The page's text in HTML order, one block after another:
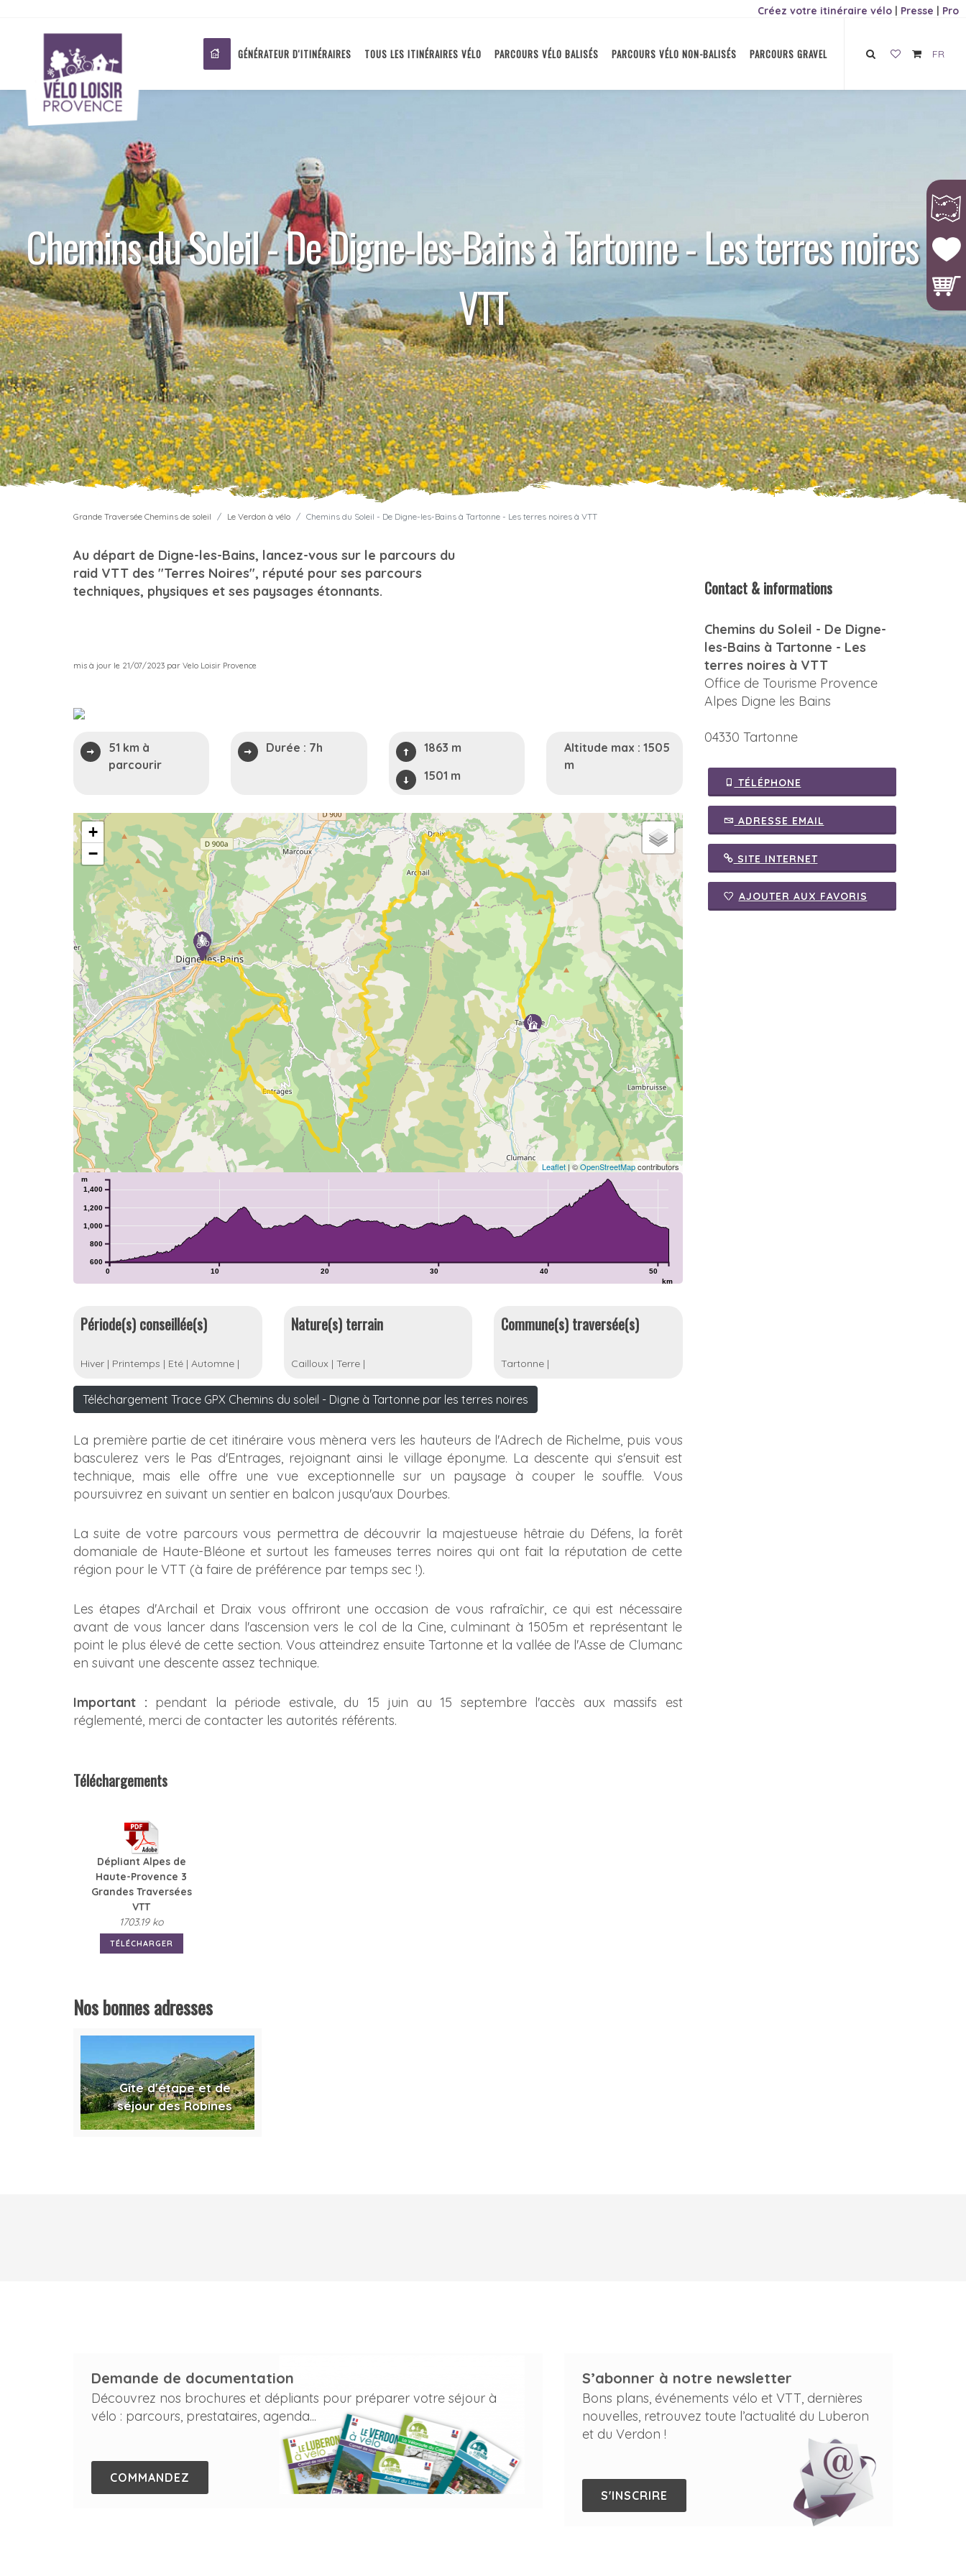
Créez votre itinéraire vélo | Presse | Pro
GÉNÉRATEUR D'ITINÉRAIRES TOUS LES ITINÉRAIRES VÉLO PARCOURS VÉLO BALISÉS PARCOURS VÉLO NON-BALISÉS PARCOURS GRAVEL FR
Chemins du Soleil - De Digne-les-Bains à Tartonne - Les terres noires à
VTT
Grande Traversée Chemins de soleil Le Verdon à vélo Chemins du Soleil - De Digne-les-Bains à Tartonne - Les terres noires à VTT
Au départ de Digne-les-Bains, lancez-vous sur le parcours du
raid VTT des "Terres Noires", réputé pour ses parcours
techniques, physiques et ses paysages étonnants.
mis à jour le 21/07/2023 par Velo Loisir Provence
51 km à
parcourir
Durée : 7h
1863 m
1501 m
Altitude max : 1505
m
+
−
Leaflet| ©OpenStreetMapcontributors
0 10 20 30 40 50
km
600
800
1,000
1,200
1,400
m
Période(s) conseillée(s)
Hiver | Printemps | Eté | Automne |
Nature(s) terrain
Cailloux| Terre|
Commune(s) traversée(s)
Tartonne |
Téléchargement Trace GPX Chemins du soleil - Digne à Tartonne par les terres noires
La première partie de cet itinéraire vous mènera vers les hauteurs de l'Adrech de Richelme, puis vous
basculerez vers le Pas d'Entrages, rejoignant ainsi le village éponyme. La descente qui s'ensuit est
technique, mais elle offre une vue exceptionnelle sur un paysage à couper le souffle. Vous
poursuivrez en suivant un sentier en balcon jusqu'aux Dourbes.
La suite de votre parcours vous permettra de découvrir la majestueuse hêtraie du Défens, la forêt
domaniale de Haute-Bléone et surtout les fameuses terres noires qui ont fait la réputation de cette
région pour le VTT (à faire de préférence par temps sec !).
Les étapes d'Archail et Draix vous offriront une occasion de vous rafraîchir, ce qui est nécessaire
avant de vous lancer dans l'ascension vers le col de la Cine, culminant à 1505m et représentant le
point le plus élevé de cette section. Vous atteindrez ensuite Tartonne et la vallée de l'Asse de Clumanc
en suivant une descente assez technique.
Important : pendant la période estivale, du 15 juin au 15 septembre l'accès aux massifs est
réglementé, merci de contacter les autorités référents.
Téléchargements
Dépliant Alpes de
Haute-Provence 3
Grandes Traversées
VTT
1703.19 ko
TÉLÉCHARGER
Nos bonnes adresses
Gîte d'étape et de
séjour des Robines
Contact & informations
Chemins du Soleil - De Digne-
les-Bains à Tartonne - Les
terres noires à VTT
Office de Tourisme Provence
Alpes Digne les Bains
04330 Tartonne
TÉLÉPHONE
ADRESSE EMAIL
SITE INTERNET
AJOUTER AUX FAVORIS
Demande de documentation
Découvrez nos brochures et dépliants pour préparer votre séjour à
vélo : parcours, prestataires, agenda...
COMMANDEZ
S’abonner à notre newsletter
Bons plans, événements vélo et VTT, dernières
nouvelles, retrouvez toute l’actualité du Luberon
et du Verdon !
S'INSCRIRE